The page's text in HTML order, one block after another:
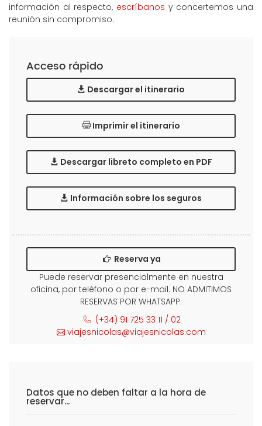
información al respecto, escríbanos y concertemos una
reunión sin compromiso.
Acceso rápido
Descargar el itinerario
Imprimir el itinerario
Descargar libreto completo en PDF
Información sobre los seguros
Reserva ya
Puede reservar presencialmente en nuestra
oficina, por teléfono o por e-mail. NO ADMITIMOS
RESERVAS POR WHATSAPP.
(+34) 91 725 33 11 / 02
viajesnicolas@viajesnicolas.com
Datos que no deben faltar a la hora de
reservar...